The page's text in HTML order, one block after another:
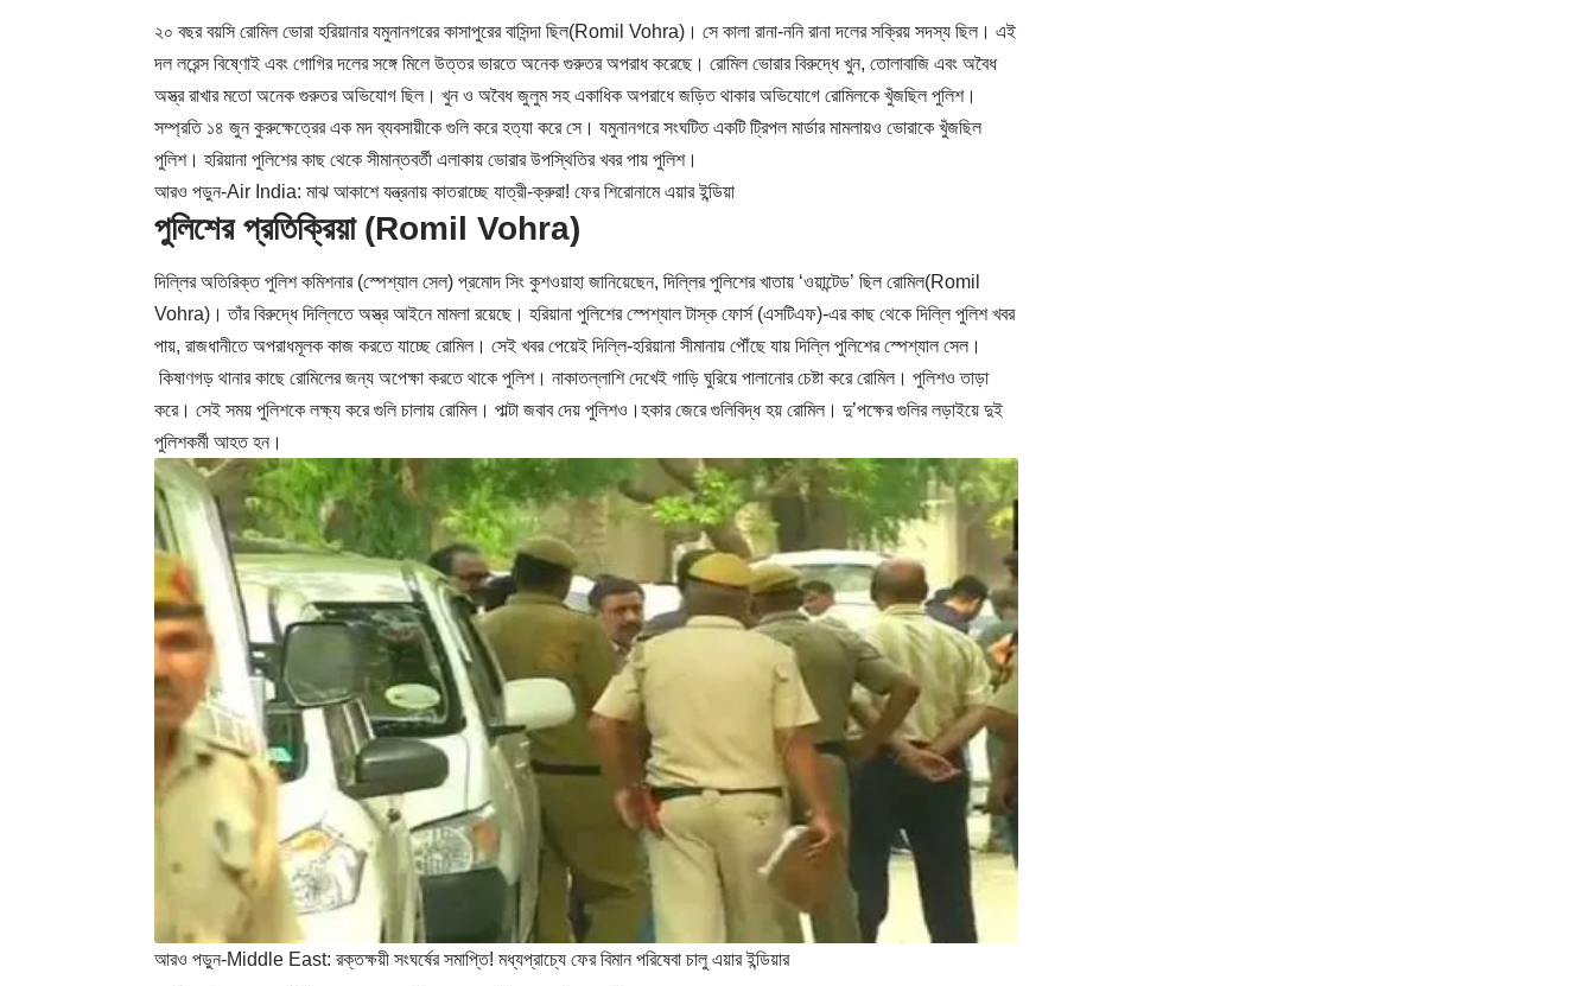
২০ বছর বয়সি রোমিল ভোরা হরিয়ানার যমুনানগরের কাসাপুরের বাসিন্দা ছিল(Romil Vohra)। সে কালা রানা-ননি রানা দলের সক্রিয় সদস্য ছিল। এই
দল লরেন্স বিষ্ণোই এবং গোগির দলের সঙ্গে মিলে উত্তর ভারতে অনেক গুরুতর অপরাধ করেছে। রোমিল ভোরার বিরুদ্ধে খুন, তোলাবাজি এবং অবৈধ
অস্ত্র রাখার মতো অনেক গুরুতর অভিযোগ ছিল। খুন ও অবৈধ জুলুম সহ একাধিক অপরাধে জড়িত থাকার অভিযোগে রোমিলকে খুঁজছিল পুলিশ।
সম্প্রতি ১৪ জুন কুরুক্ষেত্রের এক মদ ব্যবসায়ীকে গুলি করে হত্যা করে সে। যমুনানগরে সংঘটিত একটি ট্রিপল মার্ডার মামলায়ও ভোরাকে খুঁজছিল
পুলিশ। হরিয়ানা পুলিশের কাছ থেকে সীমান্তবর্তী এলাকায় ভোরার উপস্থিতির খবর পায় পুলিশ।
আরও পড়ুন-Air India: মাঝ আকাশে যন্ত্রনায় কাতরাচ্ছে যাত্রী-ক্রুরা! ফের শিরোনামে এয়ার ইন্ডিয়া
পুলিশের প্রতিক্রিয়া (Romil Vohra)
দিল্লির অতিরিক্ত পুলিশ কমিশনার (স্পেশ্যাল সেল) প্রমোদ সিং কুশওয়াহা জানিয়েছেন, দিল্লির পুলিশের খাতায় ‘ওয়ান্টেড’ ছিল রোমিল(Romil
Vohra)। তাঁর বিরুদ্ধে দিল্লিতে অস্ত্র আইনে মামলা রয়েছে। হরিয়ানা পুলিশের স্পেশ্যাল টাস্ক ফোর্স (এসটিএফ)-এর কাছ থেকে দিল্লি পুলিশ খবর
পায়, রাজধানীতে অপরাধমূলক কাজ করতে যাচ্ছে রোমিল। সেই খবর পেয়েই দিল্লি-হরিয়ানা সীমানায় পৌঁছে যায় দিল্লি পুলিশের স্পেশ্যাল সেল।
কিষাণগড় থানার কাছে রোমিলের জন্য অপেক্ষা করতে থাকে পুলিশ। নাকাতল্লাশি দেখেই গাড়ি ঘুরিয়ে পালানোর চেষ্টা করে রোমিল। পুলিশও তাড়া
করে। সেই সময় পুলিশকে লক্ষ্য করে গুলি চালায় রোমিল। পাল্টা জবাব দেয় পুলিশও।হকার জেরে গুলিবিদ্ধ হয় রোমিল। দু’পক্ষের গুলির লড়াইয়ে দুই
পুলিশকর্মী আহত হন।
আরও পড়ুন-Middle East: রক্তক্ষয়ী সংঘর্ষের সমাপ্তি! মধ্যপ্রাচ্যে ফের বিমান পরিষেবা চালু এয়ার ইন্ডিয়ার